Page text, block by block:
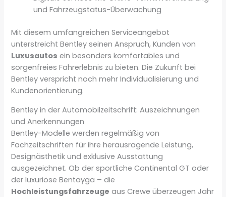
und Fahrzeugstatus-Überwachung
Mit diesem umfangreichen Serviceangebot
unterstreicht Bentley seinen Anspruch, Kunden von
Luxusautos ein besonders komfortables und
sorgenfreies Fahrerlebnis zu bieten. Die Zukunft bei
Bentley verspricht noch mehr Individualisierung und
Kundenorientierung.
Bentley in der Automobilzeitschrift: Auszeichnungen
und Anerkennungen
Bentley-Modelle werden regelmäßig von
Fachzeitschriften für ihre herausragende Leistung,
Designästhetik und exklusive Ausstattung
ausgezeichnet. Ob der sportliche Continental GT oder
der luxuriöse Bentayga – die
Hochleistungsfahrzeuge aus Crewe überzeugen Jahr